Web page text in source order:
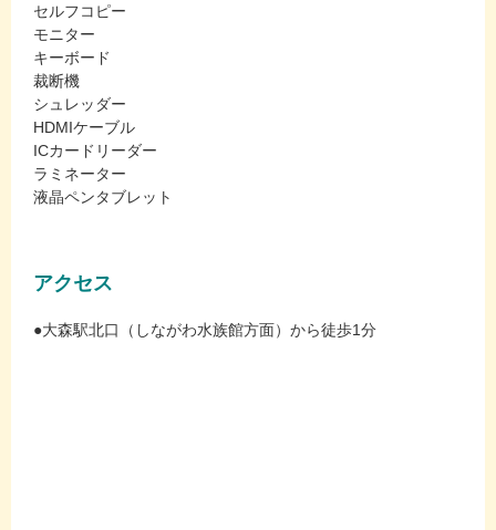
セルフコピー
モニター
キーボード
裁断機
シュレッダー
HDMIケーブル
ICカードリーダー
ラミネーター
液晶ペンタブレット
アクセス
●大森駅北口（しながわ水族館方面）から徒歩1分